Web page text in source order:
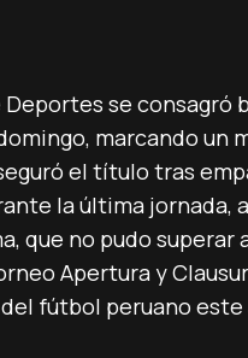
se consagró
marcando
el título tras
la última
que no pudo superar
Apertura y
fútbol peruano este